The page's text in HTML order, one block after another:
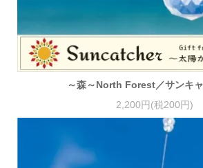
～森～North Forest／サンキ
2,200円(税200円)